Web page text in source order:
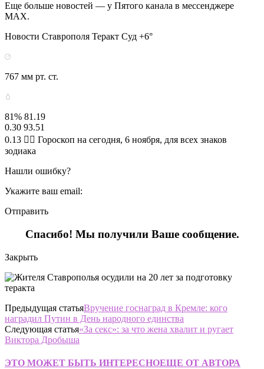
Еще больше новостей — у Пятого канала в мессенджере
MAX.
Новости Ставрополя Теракт Суд +6°
767 мм рт. ст.
81% 81.19
0.30 93.51
0.13 🧙‍♀ Гороскоп на сегодня, 6 ноября, для всех знаков
зодиака
Нашли ошибку?
Укажите ваш email:
Отправить
Спасибо! Мы получили Ваше сообщение.
Закрыть
Предыдущая статьяВручение госнаград в Кремле: кого
наградил Путин в День народного единства
Следующая статья«За секс»: за что жена хвалит и ругает
Виктора Дробыша
ЭТО МОЖЕТ БЫТЬ ИНТЕРЕСНОЕЩЕ ОТ АВТОРА